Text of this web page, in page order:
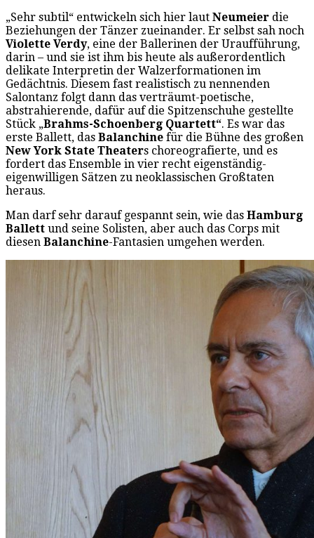
„Sehr subtil“ entwickeln sich hier laut Neumeier die
Beziehungen der Tänzer zueinander. Er selbst sah noch
Violette Verdy, eine der Ballerinen der Uraufführung,
darin – und sie ist ihm bis heute als außerordentlich
delikate Interpretin der Walzerformationen im
Gedächtnis. Diesem fast realistisch zu nennenden
Salontanz folgt dann das verträumt-poetische,
abstrahierende, dafür auf die Spitzenschuhe gestellte
Stück „Brahms-Schoenberg Quartett“. Es war das
erste Ballett, das Balanchine für die Bühne des großen
New York State Theaters choreografierte, und es
fordert das Ensemble in vier recht eigenständig-
eigenwilligen Sätzen zu neoklassischen Großtaten
heraus.
Man darf sehr darauf gespannt sein, wie das Hamburg
Ballett und seine Solisten, aber auch das Corps mit
diesen Balanchine-Fantasien umgehen werden.